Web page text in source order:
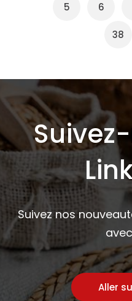
5 6
38
Suivez nos
Aller